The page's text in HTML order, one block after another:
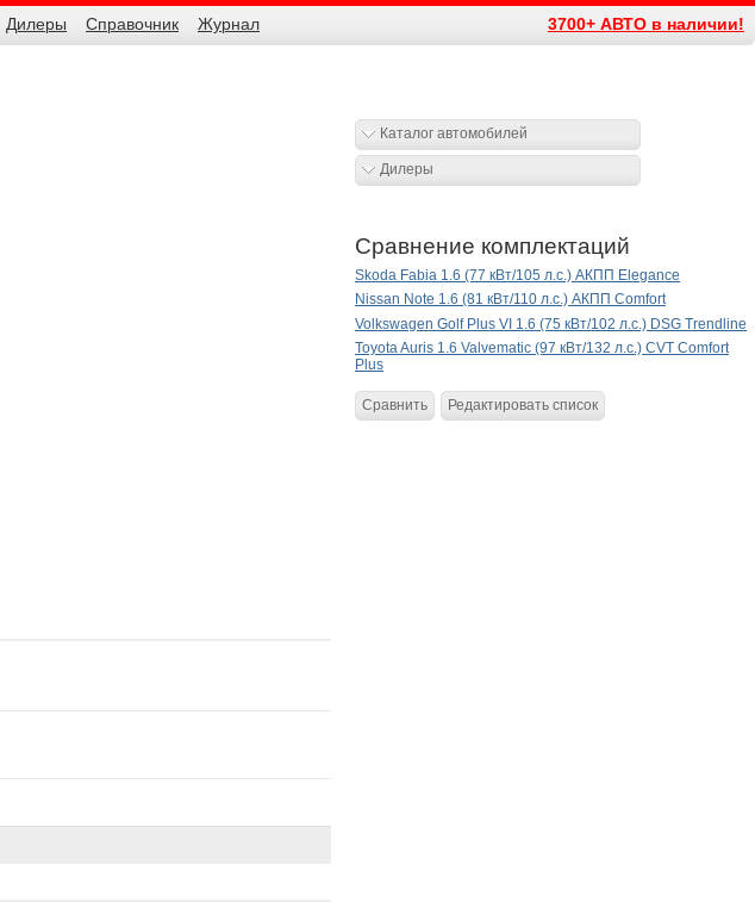
Дилеры Справочник Журнал 3700+ АВТО в наличии!
Каталог автомобилей
Дилеры
Сравнение комплектаций
Skoda Fabia 1.6 (77 кВт/105 л.с.) АКПП Elegance
Nissan Note 1.6 (81 кВт/110 л.с.) АКПП Comfort
Volkswagen Golf Plus VI 1.6 (75 кВт/102 л.с.) DSG Trendline
Toyota Auris 1.6 Valvematic (97 кВт/132 л.с.) CVT Comfort
Plus
Сравнить Редактировать список